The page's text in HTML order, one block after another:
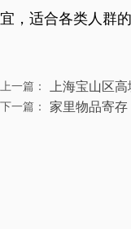
宜，适合各类人群的
上一篇： 上海宝山区
下一篇： 家里物品寄存